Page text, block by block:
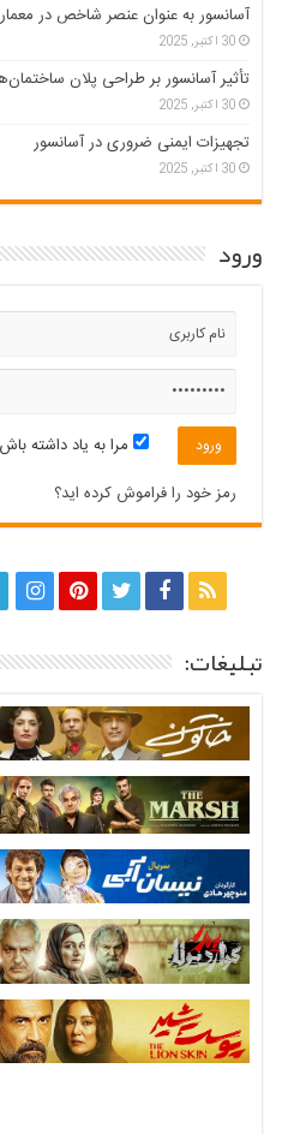
آسانسور به عنوان عنصر شاخص در
30 اکتبر, 2025
تأثیر آسانسور بر طراحی پلان
30 اکتبر, 2025
تجهیزات ایمنی ضروری در آسانسور
30 اکتبر, 2025
ورود
مرا به یاد داشته باش
رمز خود را فراموش کرده اید؟
تبلیغات: